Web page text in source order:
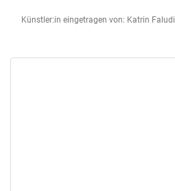
Künstler:in eingetragen von: Katrin Faludi